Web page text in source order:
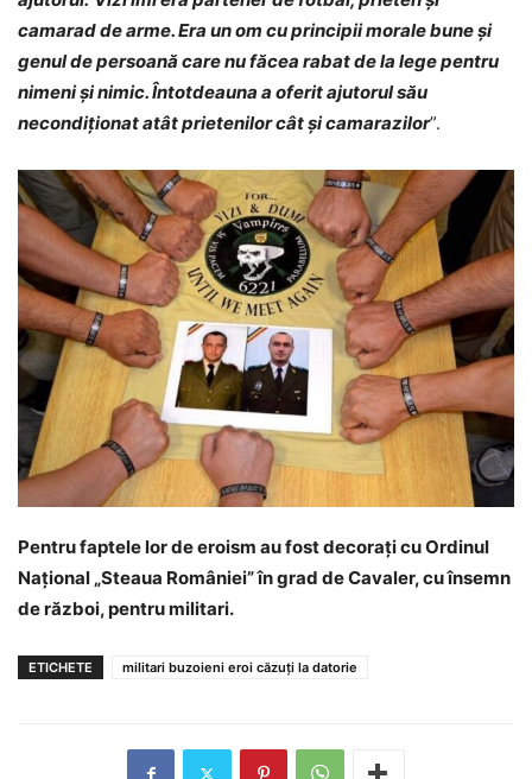
camarad de arme. Era un om cu principii morale bune şi
genul de persoană care nu făcea rabat de la lege pentru
nimeni şi nimic. Întotdeauna a oferit ajutorul său
necondiţionat atât prietenilor cât şi camarazilor”.
Pentru faptele lor de eroism au fost decorați cu Ordinul
Naţional „Steaua României” în grad de Cavaler, cu însemn
de război, pentru militari.
ETICHETE militari buzoieni eroi căzuți la datorie